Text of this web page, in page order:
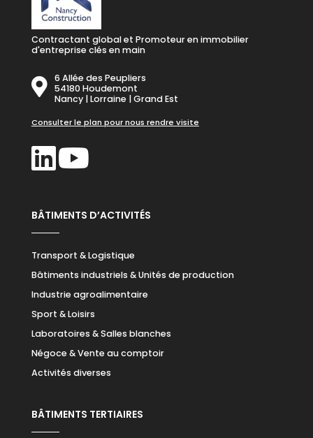
Contractant global et Promoteur en immobilier
d'entreprise clés en main
6 Allée des Peupliers
54180 Houdemont
Nancy | Lorraine | Grand Est
Consulter le plan pour nous rendre visite
BÂTIMENTS D’ACTIVITÉS
Transport & Logistique
Bâtiments industriels & Unités de production
Industrie agroalimentaire
Sport & Loisirs
Laboratoires & Salles blanches
Négoce & Vente au comptoir
Activités diverses
BÂTIMENTS TERTIAIRES